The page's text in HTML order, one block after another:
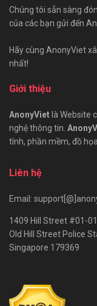
Chúng tôi sẵn sàng
của các bạn gửi đến
Hãy cùng AnonyViet
nhất!
Giới thiệu
AnonyViet là Website
nghệ thông tin.
tính, phần mềm, đồ
Liên hệ
Email:
1409 Hill Street #01-
Old Hill Street Police
Singapore 179369